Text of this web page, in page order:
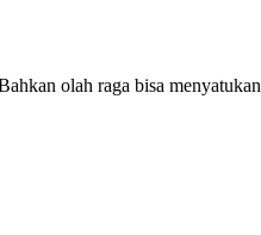
olah raga bisa menyatukan